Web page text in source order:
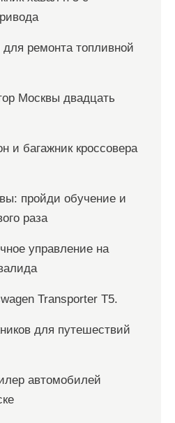
ремонта топливной
Москвы двадцать
и багажник кроссовера
пройди обучение и
раза
управление на
Transporter T5.
для путешествий
автомобилей